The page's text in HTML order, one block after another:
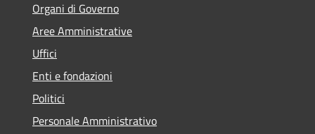
Organi di Governo
Aree Amministrative
Uffici
Enti e fondazioni
Politici
Personale Amministrativo